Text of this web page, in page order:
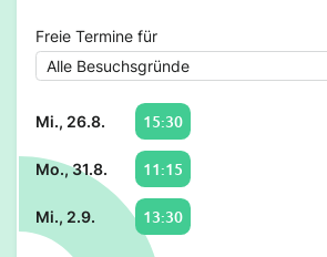
Freie Termine für
Mi., 26.8. 15:30
Mo., 31.8. 11:15
Mi., 2.9. 13:30